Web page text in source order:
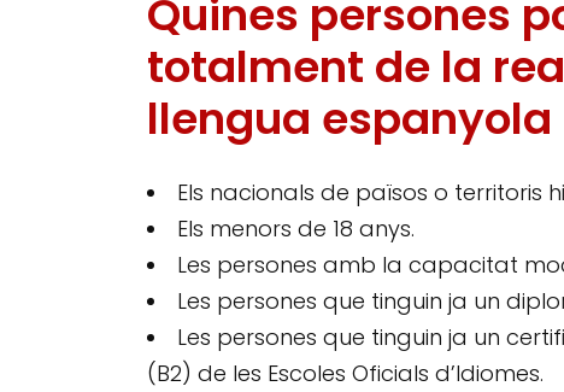
Quines persones
totalment de la
llengua espanyola
Els nacionals de països o territoris
Els menors de 18 anys.
Les persones amb la capacitat
Les persones que tinguin ja un
Les persones que tinguin ja un
(B2) de les Escoles Oficials d’Idiomes.